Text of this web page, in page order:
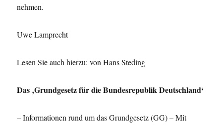
nehmen.
Uwe Lamprecht
Lesen Sie auch hierzu: von Hans Steding
Das ‚Grundgesetz für die Bundesrepublik Deutschland‘
– Informationen rund um das Grundgesetz (GG) – Mit